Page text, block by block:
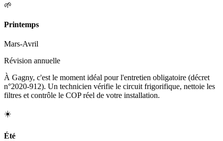
🌱
Printemps
Mars-Avril
Révision annuelle
À Gagny, c'est le moment idéal pour l'entretien obligatoire (décret
n°2020-912). Un technicien vérifie le circuit frigorifique, nettoie les
filtres et contrôle le COP réel de votre installation.
☀️
Été